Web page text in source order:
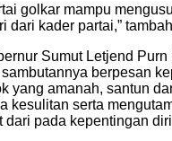
golkar mampu
dari kader partai,”
Sumut Letjend Purn
berpesan
yang amanah, santun
kesulitan serta
dari pada kepentingan